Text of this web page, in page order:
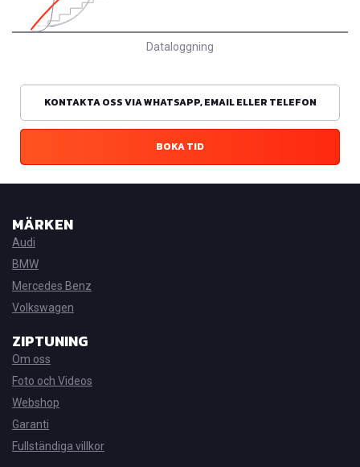
Dataloggning
KONTAKTA OSS VIA WHATSAPP, EMAIL ELLER TELEFON
BOKA TID
MÄRKEN
Audi
BMW
Mercedes Benz
Volkswagen
ZIPTUNING
Om oss
Foto och Videos
Webshop
Garanti
Fullständiga villkor